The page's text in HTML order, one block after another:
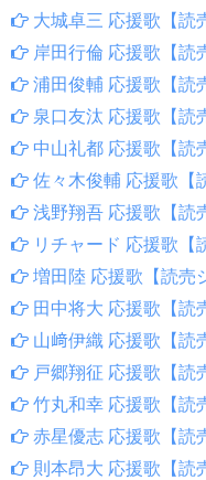
大城卓三 応援歌【読
岸田行倫 応援歌【読
浦田俊輔 応援歌【読
泉口友汰 応援歌【読
中山礼都 応援歌【読
佐々木俊輔 応援歌【
浅野翔吾 応援歌【読
リチャード 応援歌【
増田陸 応援歌【読売
田中将大 応援歌【読
山﨑伊織 応援歌【読
戸郷翔征 応援歌【読
竹丸和幸 応援歌【読
赤星優志 応援歌【読
則本昂大 応援歌【読